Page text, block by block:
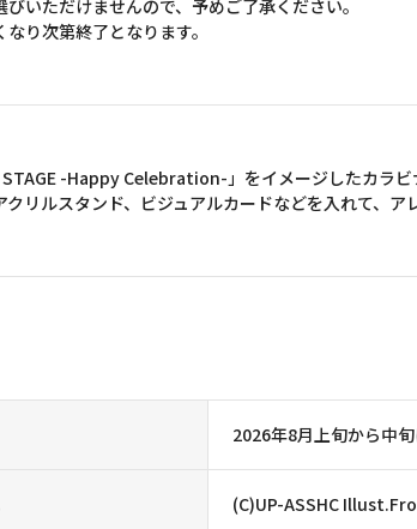
いただけませんので、予めご了承ください。
り次第終了となります。
STAGE -Happy Celebration-」をイメージしたカラビ
クリルスタンド、ビジュアルカードなどを入れて、ア
2026年8月上旬から中
(C)UP-ASSHC